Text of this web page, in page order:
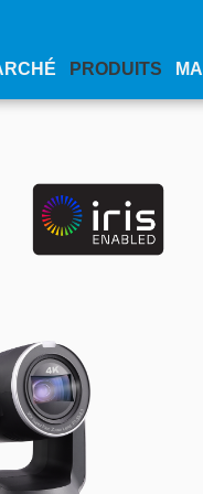
PRODUITS